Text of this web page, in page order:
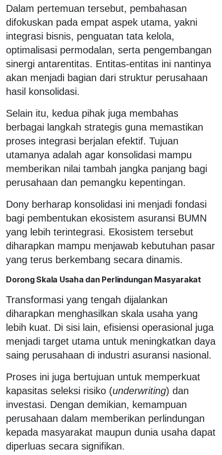
Dalam pertemuan tersebut, pembahasan
difokuskan pada empat aspek utama, yakni
integrasi bisnis, penguatan tata kelola,
optimalisasi permodalan, serta pengembangan
sinergi antarentitas. Entitas-entitas ini nantinya
akan menjadi bagian dari struktur perusahaan
hasil konsolidasi.
Selain itu, kedua pihak juga membahas
berbagai langkah strategis guna memastikan
proses integrasi berjalan efektif. Tujuan
utamanya adalah agar konsolidasi mampu
memberikan nilai tambah jangka panjang bagi
perusahaan dan pemangku kepentingan.
Dony berharap konsolidasi ini menjadi fondasi
bagi pembentukan ekosistem asuransi BUMN
yang lebih terintegrasi. Ekosistem tersebut
diharapkan mampu menjawab kebutuhan pasar
yang terus berkembang secara dinamis.
Dorong Skala Usaha dan Perlindungan Masyarakat
Transformasi yang tengah dijalankan
diharapkan menghasilkan skala usaha yang
lebih kuat. Di sisi lain, efisiensi operasional juga
menjadi target utama untuk meningkatkan daya
saing perusahaan di industri asuransi nasional.
Proses ini juga bertujuan untuk memperkuat
kapasitas seleksi risiko (underwriting) dan
investasi. Dengan demikian, kemampuan
perusahaan dalam memberikan perlindungan
kepada masyarakat maupun dunia usaha dapat
diperluas secara signifikan.